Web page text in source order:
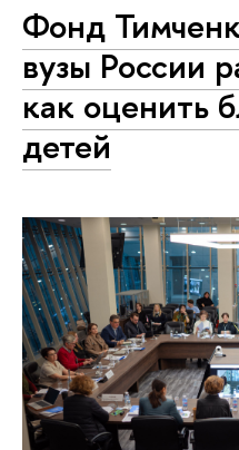
Фонд
вузы России
как оценить
детей